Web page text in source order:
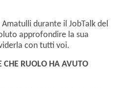
durante il JobTalk del
approfondire la sua
con tutti voi.
CHE RUOLO HA AVUTO